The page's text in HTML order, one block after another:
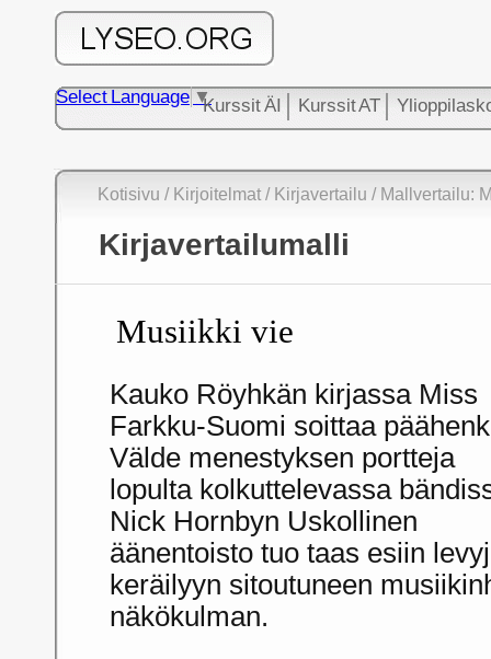
Kurssit ÄI Kurssit AT
Select Language ▼
Kotisivu / Kirjoitelmat /Kirjavertailu / Mallvertailu:
Kirjavertailumalli
Musiikki vie
Kauko Röyhkän kirjassa Miss
Farkku-Suomi soittaa
Välde menestyksen portteja
lopulta kolkuttelevassa
Nick Hornbyn Uskollinen
äänentoisto tuo taas esiin
keräilyyn sitoutuneen
näkökulman.